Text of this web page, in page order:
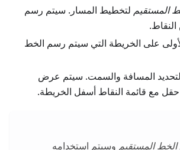
المستقيم لتخطيط المسار. سيتم رسم
على الخريطة التي سيتم رسم الخط
المسافة والسمت. سيتم عرض
مع قائمة النقاط أسفل الخريطة.
الخط المستقيم وسيتم استخدامه